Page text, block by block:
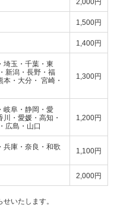
2,000円
1,500円
1,400円
埼玉・千葉・東
新潟・長野・ 福
・大分・ 宮崎・
1,300円
岐阜・静岡・愛
・愛媛・高知・
広島・山口
1,200円
兵庫・奈良・和歌
1,100円
2,000円
いたします。